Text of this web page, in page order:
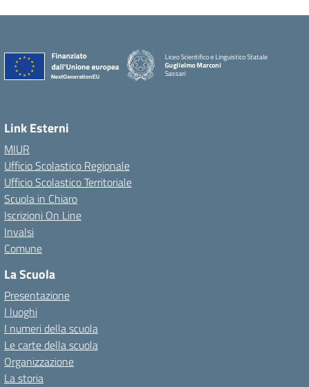
Liceo Scientifico e Linguistico Statale
Guglielmo Marconi
Sassari
Link Esterni
MIUR
Ufficio Scolastico Regionale
Ufficio Scolastico Territoriale
Scuola in Chiaro
Iscrizioni On Line
Invalsi
Comune
La Scuola
Presentazione
I luoghi
I numeri della scuola
Le carte della scuola
Organizzazione
La storia